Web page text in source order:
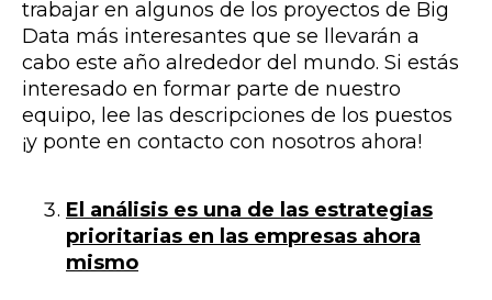
trabajar en algunos de los proyectos de Big
Data más interesantes que se llevarán a
cabo este año alrededor del mundo. Si estás
interesado en formar parte de nuestro
equipo, lee las descripciones de los puestos
¡y ponte en contacto con nosotros ahora!
El análisis es una de las estrategias
prioritarias en las empresas ahora
mismo